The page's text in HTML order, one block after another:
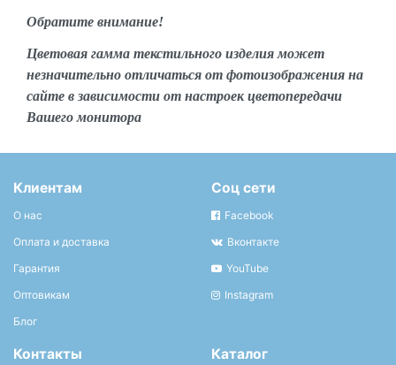
Обратите внимание!
Цветовая гамма текстильного изделия может
незначительно отличаться от фотоизображения на
сайте в зависимости от настроек цветопередачи
Вашего монитора
Клиентам
О нас
Оплата и доставка
Гарантия
Оптовикам
Блог
Соц сети
Facebook
Вконтакте
YouTube
Instagram
Контакты Каталог